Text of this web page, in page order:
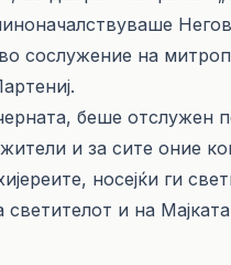
сослужение на
беше отслужен
и за сите оние
носејќи ги
и на